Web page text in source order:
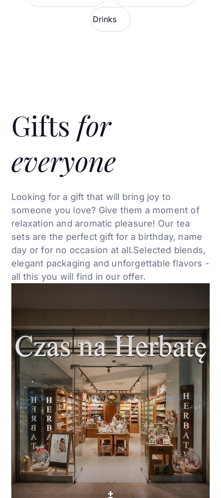
Drinks
Gifts for
everyone
Looking for a gift that will bring joy to
someone you love? Give them a moment of
relaxation and aromatic pleasure! Our tea
sets are the perfect gift for a birthday, name
day or for no occasion at all.Selected blends,
elegant packaging and unforgettable flavors -
all this you will find in our offer.